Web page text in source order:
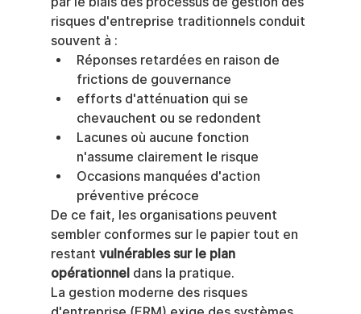
risques d'entreprise traditionnels conduit
souvent à :
Réponses retardées en raison de
frictions de gouvernance
efforts d'atténuation qui se
chevauchent ou se redondent
Lacunes où aucune fonction
n'assume clairement le risque
Occasions manquées d'action
préventive précoce
De ce fait, les organisations peuvent
sembler conformes sur le papier tout en
restant vulnérables sur le plan
opérationnel dans la pratique.
La gestion moderne des risques